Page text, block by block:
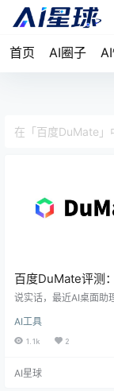
首页 AI圈子
百度DuMate评测
用越懂你”的AI桌面
说实话，最近AI桌面助
出了QClaw，字节有
来以为百度又是跟风凑
这玩意儿和我想象的不
AI工具
1.1k 2
AI星球